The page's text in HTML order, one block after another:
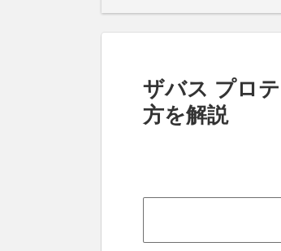
ザバス プロ
方を解説